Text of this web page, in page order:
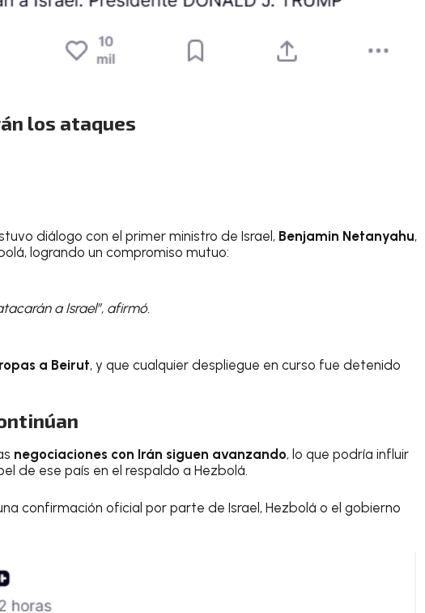
los ataques
diálogo con el primer ministro de Israel, Benjamin Netanyahu,
logrando un compromiso mutuo:
a Israel”, afirmó.
a Beirut, y que cualquier despliegue en curso fue detenido
negociaciones con Irán siguen avanzando, lo que podría influir
de ese país en el respaldo a Hezbolá.
confirmación oficial por parte de Israel, Hezbolá o el gobierno